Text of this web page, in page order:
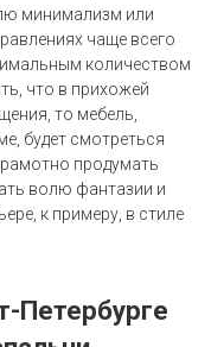
минимализм или
чаще всего
количеством
что в прихожей
то мебель,
будет смотреться
продумать
волю фантазии и
к примеру, в стиле
Петербурге